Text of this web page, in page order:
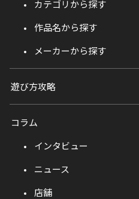
カテゴリから探す
作品名から探す
メーカーから探す
遊び方攻略
コラム
インタビュー
ニュース
店舗